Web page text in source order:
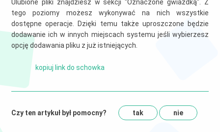
Ulubione pliki znajdziesz w sekcji "Oznaczone gwiazdką". Z
tego poziomy możesz wykonywać na nich wszystkie
dostępne operacje. Dzięki temu także uproszczone będzie
dodawanie ich w innych miejscach systemu jeśli wybierzesz
opcję dodawania pliku z już istniejących.
kopiuj link do schowka
Czy ten artykuł był pomocny? tak nie